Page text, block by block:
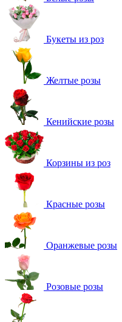
Букеты из роз
Желтые розы
Кенийские розы
Корзины из роз
Красные розы
Оранжевые розы
Розовые розы